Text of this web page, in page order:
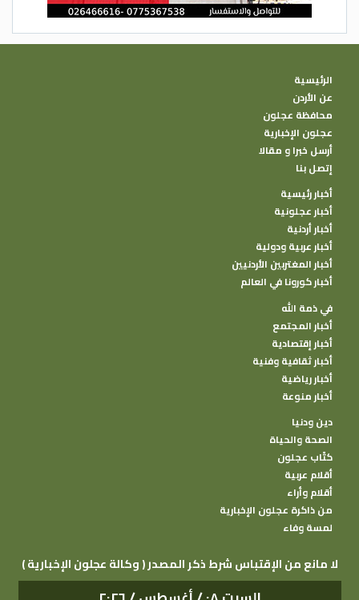
الرئيسية
عن الأردن
محافظة عجلون
عجلون الإخبارية
أرسل خبرا و مقالا
إتصل بنا
أخبار رئيسية
أخبار عجلونية
أخبار أردنية
أخبار عربية ودولية
أخبار المغتربين الأردنيين
أخبار كورونا في العالم
في ذمة الله
أخبار المجتمع
أخبار إقتصادية
أخبار ثقافية وفنية
أخبار رياضية
أخبار منوعة
دين ودنيا
الصحة والحياة
كتًاب عجلون
أقلام عربية
أقلام وأراء
من ذاكرة عجلون الإخبارية
لمسة وفاء
( وكالة عجلون الإخبارية ) لا مانع من الإقتباس شرط ذكر المصدر